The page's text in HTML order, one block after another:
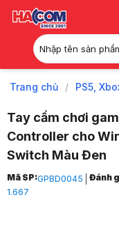
Nhập tên sản
Trang chủ / PS5,
Tay cầm chơi
Controller cho
Switch Màu Đen
Trang chủ
1
Mã SP:GPBD0045 Đánh
1.667